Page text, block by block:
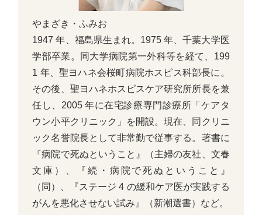
やまざき・ふみお
1947 年、福島県生まれ。1975 年、千葉大学医
学部卒業。同大学病院第一外科等を経て、199
1 年、聖ヨハネ会桜町病院ホスピス科部長に。
その後、聖ヨハネホスピスケア研究所所長を兼
任し、2005 年に在宅診療専門診療所「ケアタ
ウン小平クリニック」を開設。現在、同クリニ
ック名誉院長として非常勤で従事する。著書に
『病院で死ぬということ』（主婦の友社、文春
文庫）、『続・病院で死ぬということ』
（同）、『ステージ 4 の緩和ケア医が実践する
がんを悪化させない試み』（新潮選書）など。